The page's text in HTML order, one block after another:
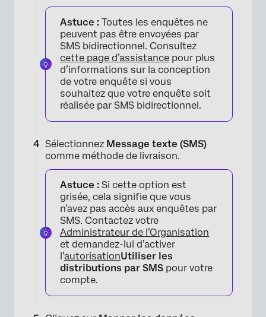
×
Astuce : Toutes les enquêtes ne
peuvent pas être envoyées par
SMS bidirectionnel. Consultez
cette page d’assistance pour plus
d’informations sur la conception
de votre enquête si vous
souhaitez que votre enquête soit
réalisée par SMS bidirectionnel.
Sélectionnez Message texte (SMS)
comme méthode de livraison.
Astuce : Si cette option est
grisée, cela signifie que vous
n’avez pas accès aux enquêtes par
SMS. Contactez votre
Administrateur de l’Organisation
et demandez-lui d’activer
l’autorisationUtiliser les
distributions par SMS pour votre
compte.